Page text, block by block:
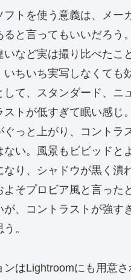
フトを使う意義は、メ
ると言ってもいいだろ
いなど実は撮り比べたこ
いちいち実写しなくて
して、スタンダード、
ストが低すぎて眠い感
っと上がり、コントラ
ない。風景もビビッド
り、シャドウが黒く潰
よそプロビア風と言っ
が、コントラストが強
。
ンはLightroomにも用意